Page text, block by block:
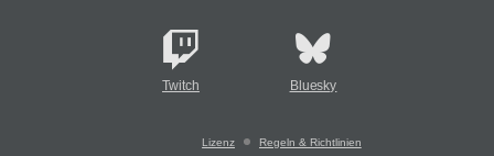
Twitch Bluesky
Lizenz Regeln & Richtlinien